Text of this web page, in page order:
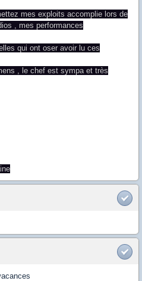
mes exploits accomplie lors de
, mes performances
qui ont oser avoir lu ces
, le chef est sympa et très